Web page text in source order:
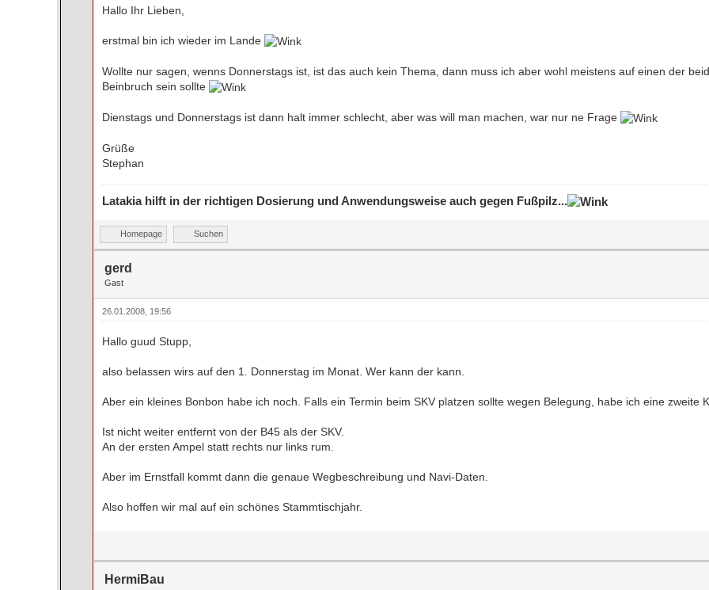
Hallo Ihr Lieben,
erstmal bin ich wieder im Lande
Wollte nur sagen, wenns Donnerstags ist, ist das auch kein Thema, dann muss ich aber wohl meistens auf einen der
Beinbruch sein sollte
Dienstags und Donnerstags ist dann halt immer schlecht, aber was will man machen, war nur ne Frage
Grüße
Stephan
Latakia hilft in der richtigen Dosierung und Anwendungsweise auch gegen Fußpilz...
Homepage Suchen
gerd
Gast
26.01.2008, 19:56
Hallo guud Stupp,
also belassen wirs auf den 1. Donnerstag im Monat. Wer kann der kann.
Aber ein kleines Bonbon habe ich noch. Falls ein Termin beim SKV platzen sollte wegen Belegung, habe ich eine zweite
Ist nicht weiter entfernt von der B45 als der SKV.
An der ersten Ampel statt rechts nur links rum.
Aber im Ernstfall kommt dann die genaue Wegbeschreibung und Navi-Daten.
Also hoffen wir mal auf ein schönes Stammtischjahr.
HermiBau